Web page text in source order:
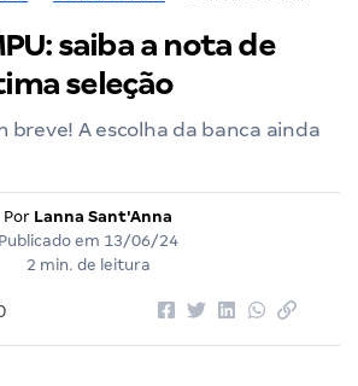
saiba a nota de
seleção
breve! A escolha da banca ainda
Por Lanna Sant'Anna
Publicado em 13/06/24
2 min. de leitura